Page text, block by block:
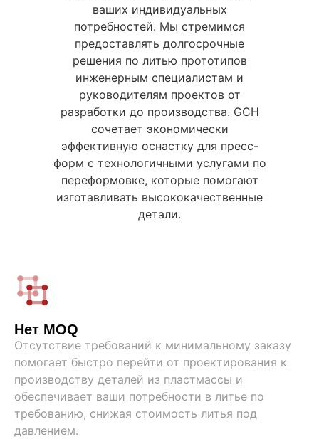
ваших индивидуальных
потребностей. Мы стремимся
предоставлять долгосрочные
решения по литью прототипов
инженерным специалистам и
руководителям проектов от
разработки до производства. GCH
сочетает экономически
эффективную оснастку для пресс-
форм с технологичными услугами по
переформовке, которые помогают
изготавливать высококачественные
детали.
Нет MOQ
Отсутствие требований к минимальному заказу
помогает быстро перейти от проектирования к
производству деталей из пластмассы и
обеспечивает ваши потребности в литье по
требованию, снижая стоимость литья под
давлением.